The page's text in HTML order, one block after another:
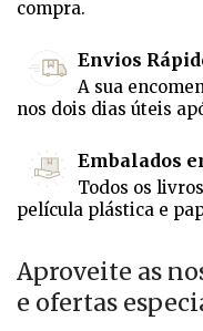
compra.
Envios
A sua
nos dois dias úteis
Embalados
Todos os
película plástica e
Aproveite as
e ofertas